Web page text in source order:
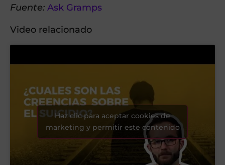
Fuente: Ask Gramps
Video relacionado
Haz clic para aceptar cookies de
marketing y permitir este contenido